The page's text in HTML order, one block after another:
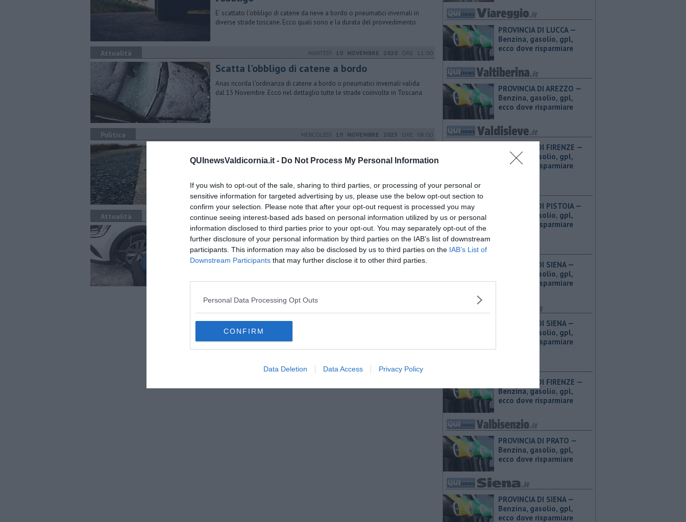
QUInewsValdicornia.it - Do Not Process My Personal Information
If you wish to opt-out of the sale, sharing to third parties, or processing of your personal or
sensitive information for targeted advertising by us, please use the below opt-out section to
confirm your selection. Please note that after your opt-out request is processed you may
continue seeing interest-based ads based on personal information utilized by us or personal
information disclosed to third parties prior to your opt-out. You may separately opt-out of the
further disclosure of your personal information by third parties on the IAB’s list of downstream
participants. This information may also be disclosed by us to third parties on the IAB’s List of
Downstream Participants that may further disclose it to other third parties.
Personal Data Processing Opt Outs
CONFIRM
Data Deletion Data Access Privacy Policy
E' scattato l'obbligo di catene da neve a bordo o pneumatici invernali in
diverse strade toscane. Ecco quali sono e la durata del provvedimento
Attualità MARTEDÌ 10 NOVEMBRE 2020 ORE 11:00
Scatta l'obbligo di catene a bordo
Anas ricorda l'ordinanza di catene a bordo o pneumatici invernali valida
dal 15 Novembre. Ecco nel dettaglio tutte le strade coinvolte in Toscana
Politica MERCOLEDÌ 19 NOVEMBRE 2025 ORE 08:00
Presentati dal Pd una serie di emendamenti alla Legge di Bilancio. Marras:
Attualità SABATO 13 NOVEMBRE 2021ORE 09:58
Catene a bordo o pneumatici invernali, ecco
dove
Lo ha ricordato Anas (Gruppo FS Italiane) indicando le strade interessate,
il periodo del provvedimento e i mezzi esenti dall'obbligo
PROVINCIA DI LUCCA — ​
Benzina, gasolio, gpl,
ecco dove risparmiare
PROVINCIA DI AREZZO — ​
Benzina, gasolio, gpl,
ecco dove risparmiare
PROVINCIA DI FIRENZE — ​
Benzina, gasolio, gpl,
ecco dove risparmiare
PROVINCIA DI PISTOIA — ​
Benzina, gasolio, gpl,
ecco dove risparmiare
PROVINCIA DI SIENA — ​
Benzina, gasolio, gpl,
ecco dove risparmiare
PROVINCIA DI SIENA — ​
Benzina, gasolio, gpl,
ecco dove risparmiare
PROVINCIA DI FIRENZE — ​
Benzina, gasolio, gpl,
ecco dove risparmiare
PROVINCIA DI PRATO — ​
Benzina, gasolio, gpl,
ecco dove risparmiare
PROVINCIA DI SIENA — ​
Benzina, gasolio, gpl,
ecco dove risparmiare